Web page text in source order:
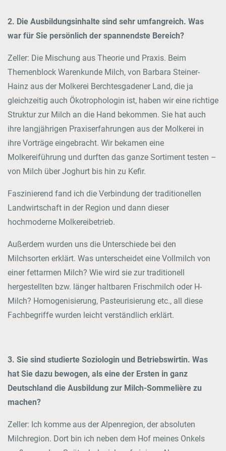
2. Die Ausbildungsinhalte sind sehr umfangreich. Was
war für Sie persönlich der spannendste Bereich?
Zeller: Die Mischung aus Theorie und Praxis. Beim
Themenblock Warenkunde Milch, von Barbara Steiner-
Hainz aus der Molkerei Berchtesgadener Land, die ja
gleichzeitig auch Ökotrophologin ist, haben wir eine richtige
Struktur zur Milch an die Hand bekommen. Sie hat auch
ihre langjährigen Praxiserfahrungen aus der Molkerei in
ihre Vorträge eingebracht. Wir bekamen eine
Molkereiführung und durften das ganze Sortiment testen –
von Milch über Joghurt bis hin zu Kefir.
Faszinierend fand ich die Verbindung der traditionellen
Landwirtschaft in der Region und dann dieser
hochmoderne Molkereibetrieb.
Außerdem wurden uns die Unterschiede bei den
Milchsorten erklärt. Was unterscheidet eine Vollmilch von
einer fettarmen Milch? Wie wird sie zur traditionell
hergestellten bzw. länger haltbaren Frischmilch oder H-
Milch? Homogenisierung, Pasteurisierung etc., all diese
Fachbegriffe wurden leicht verständlich erklärt.
3. Sie sind studierte Soziologin und Betriebswirtin. Was
hat Sie dazu bewogen, als eine der Ersten in ganz
Deutschland die Ausbildung zur Milch-Sommelière zu
machen?
Zeller: Ich komme aus der Alpenregion, der absoluten
Milchregion. Dort bin ich neben dem Hof meines Onkels